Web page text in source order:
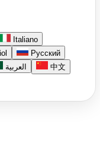
Italiano
Русский
العربية
中文